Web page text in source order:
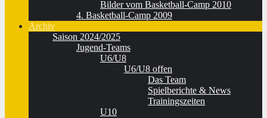
Bilder vom Basketball-Camp 2010
4. Basketball-Camp 2009
Archiv
Saison 2024/2025
Jugend-Teams
U6/U8
U6/U8 offen
Das Team
Spielberichte & News
Trainingszeiten
U10